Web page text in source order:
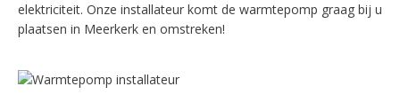
elektriciteit. Onze installateur komt de warmtepomp graag bij u
plaatsen in Meerkerk en omstreken!